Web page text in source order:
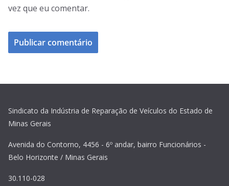
vez que eu comentar.
Sindicato da Indústria de Reparação de Veículos do Estado de
Minas Gerais
Avenida do Contorno, 4456 - 6º andar, bairro Funcionários -
Belo Horizonte / Minas Gerais
30.110-028